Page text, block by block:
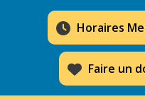
Horaires
Faire un